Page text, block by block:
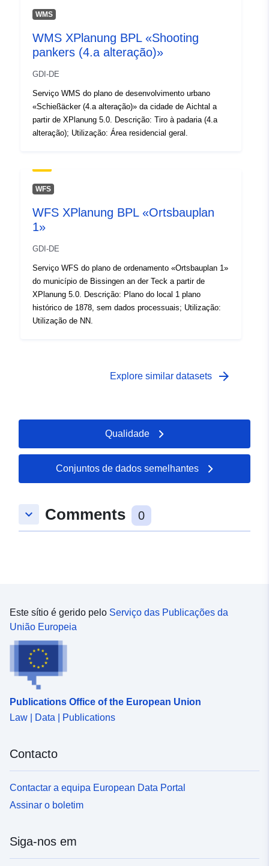
WMS
WMS XPlanung BPL «Shooting
pankers (4.a alteração)»
GDI-DE
Serviço WMS do plano de desenvolvimento urbano
«Schießäcker (4.a alteração)» da cidade de Aichtal a
partir de XPlanung 5.0. Descrição: Tiro à padaria (4.a
alteração); Utilização: Área residencial geral.
WFS
WFS XPlanung BPL «Ortsbauplan
1»
GDI-DE
Serviço WFS do plano de ordenamento «Ortsbauplan 1»
do município de Bissingen an der Teck a partir de
XPlanung 5.0. Descrição: Plano do local 1 plano
histórico de 1878, sem dados processuais; Utilização:
Utilização de NN.
Explore similar datasets arrow_forward
Qualidade
Conjuntos de dados semelhantes
keyboard_arrow_down Comments 0
Este sítio é gerido pelo Serviço das Publicações da
União Europeia
Publications Office of the European Union
Law | Data | Publications
Contacto
Contactar a equipa European Data Portal
Assinar o boletim
Siga-nos em